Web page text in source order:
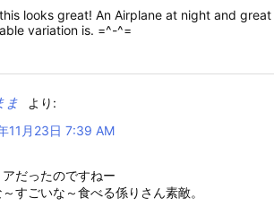
looks great! An Airplane at night and
variation is. =^-^=
ま
より:
11月23日 7:39 AM
アだったのですねー
すごいな～食べる係りさん素敵。